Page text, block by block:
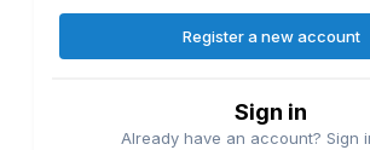
Register a new account
Sign in
Already have an account? Sign